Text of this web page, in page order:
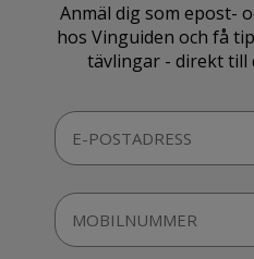
Anmäl dig som epost-
hos Vinguiden och få
tävlingar - direkt till